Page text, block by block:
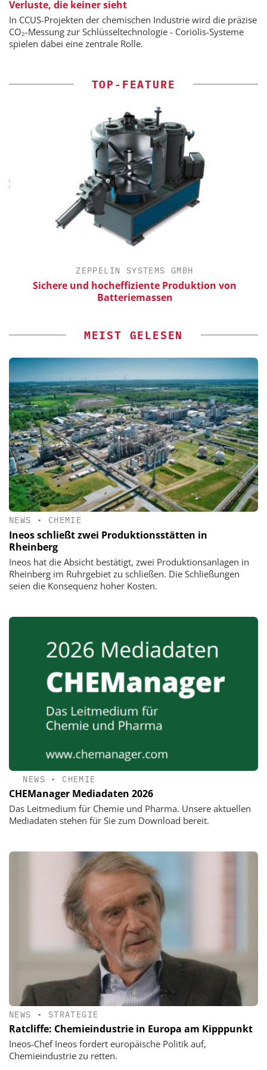
Verluste, die keiner sieht
In CCUS-Projekten der chemischen Industrie wird die präzise
CO₂-Messung zur Schlüsseltechnologie - Coriolis-Systeme
spielen dabei eine zentrale Rolle.
TOP-FEATURE
ZEPPELIN SYSTEMS GMBH
Sichere und hocheffiziente Produktion von
Batteriemassen
MEIST GELESEN
NEWS • CHEMIE
Ineos schließt zwei Produktionsstätten in
Rheinberg
Ineos hat die Absicht bestätigt, zwei Produktionsanlagen in
Rheinberg im Ruhrgebiet zu schließen. Die Schließungen
seien die Konsequenz hoher Kosten.
NEWS • CHEMIE
CHEManager Mediadaten 2026
Das Leitmedium für Chemie und Pharma. Unsere aktuellen
Mediadaten stehen für Sie zum Download bereit.
NEWS • STRATEGIE
Ratcliffe: Chemieindustrie in Europa am Kipppunkt
Ineos-Chef Ineos fordert europäische Politik auf,
Chemieindustrie zu retten.